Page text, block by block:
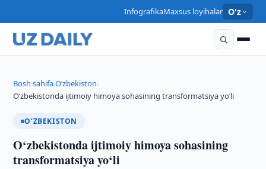
InfografikaMaxsus loyihalar O'z
Bosh sahifa›O‘zbekiston›
O‘zbekistonda ijtimoiy himoya sohasining transformatsiya yo‘li
O‘ZBEKISTON
O‘zbekistonda ijtimoiy himoya sohasining
transformatsiya yo‘li